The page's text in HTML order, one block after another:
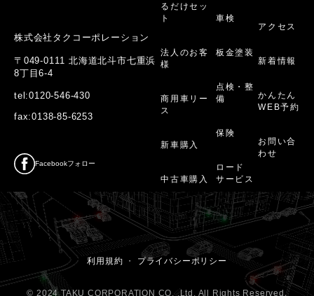
株式会社タクコーポレーション
〒049-0111 北海道北斗市七重浜
8丁目6-4
tel:0120-546-430
fax:0138-85-6253
Facebookフォロー
るだけセッ
ト
法人のお客
様
商用車リー
ス
新車購入
中古車購入
車検
板金塗装
点検・整
備
保険
ロード
サービス
アクセス
新着情報
かんたん
WEB予約
お問い合
わせ
利用規約 ・ プライバシーポリシー
© 2024 TAKU CORPORATION CO. ,Ltd. All Rights Reserved.